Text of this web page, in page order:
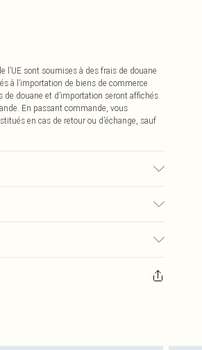
sont soumises à des frais de douane
à l’importation de biens de commerce
de douane et d’importation seront affichés
En passant commande, vous
en cas de retour ou d’échange, sauf
€9.99
les bijoux pour piercings, les jouets
les matelas, les surmatelas et les